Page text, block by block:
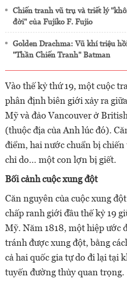
Chiến tranh vũ trụ và triết lý
đời" của Fujiko F. Fujio
Golden Drachma: Vũ khí triệu
"Thần Chiến Tranh" Batman
Vào thế kỷ thứ 19, một cuộc
phân định biên giới xảy ra
Mỹ và đảo Vancouver ở
(thuộc địa của Anh lúc đó).
điểm, hai nước chuẩn bị
chỉ do… một con lợn bị giết.
Bối cảnh cuộc xung đột
Căn nguyên của cuộc xung
chấp ranh giới đầu thế kỷ 19
Mỹ. Năm 1818, một hiệp ước
tránh được xung đột, bằng
cả hai quốc gia tự do đi lại tại
tuyến đường thủy quan trọng.